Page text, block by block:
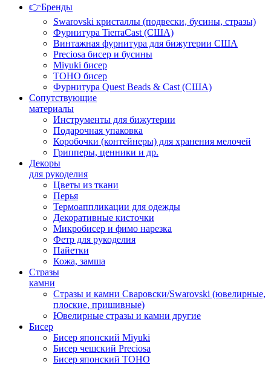
👉Бренды
Swarovski кристаллы (подвески, бусины, стразы)
Фурнитура TierraCast (США)
Винтажная фурнитура для бижутерии США
Preciosa бисер и бусины
Miyuki бисер
TOHO бисер
Фурнитура Quest Beads & Cast (США)
Сопутствующие
материалы
Инструменты для бижутерии
Подарочная упаковка
Коробочки (контейнеры) для хранения мелочей
Грипперы, ценники и др.
Декоры
для рукоделия
Цветы из ткани
Перья
Термоаппликации для одежды
Декоративные кисточки
Микробисер и фимо нарезка
Фетр для рукоделия
Пайетки
Кожа, замша
Стразы
камни
Стразы и камни Сваровски/Swarovski (ювелирные,
плоские, пришивные)
Ювелирные стразы и камни другие
Бисер
Бисер японский Miyuki
Бисер чешский Preciosa
Бисер японский TOHO